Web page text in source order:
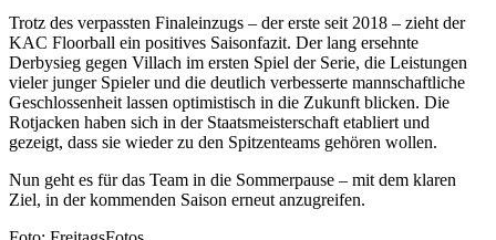
Trotz des verpassten Finaleinzugs – der erste seit 2018 – zieht der
KAC Floorball ein positives Saisonfazit. Der lang ersehnte
Derbysieg gegen Villach im ersten Spiel der Serie, die Leistungen
vieler junger Spieler und die deutlich verbesserte mannschaftliche
Geschlossenheit lassen optimistisch in die Zukunft blicken. Die
Rotjacken haben sich in der Staatsmeisterschaft etabliert und
gezeigt, dass sie wieder zu den Spitzenteams gehören wollen.
Nun geht es für das Team in die Sommerpause – mit dem klaren
Ziel, in der kommenden Saison erneut anzugreifen.